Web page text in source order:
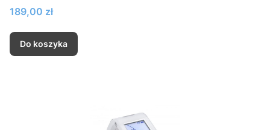
Cena
189,00 zł
Do koszyka